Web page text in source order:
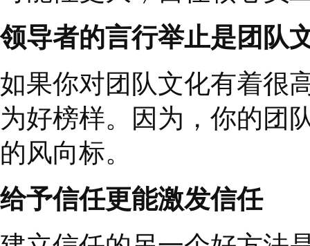
来，有时候重金、高
景和体验”却能让他们
力气去塑造企业内部
哥、某姐、老板等称
直接称他为“一鸣”。